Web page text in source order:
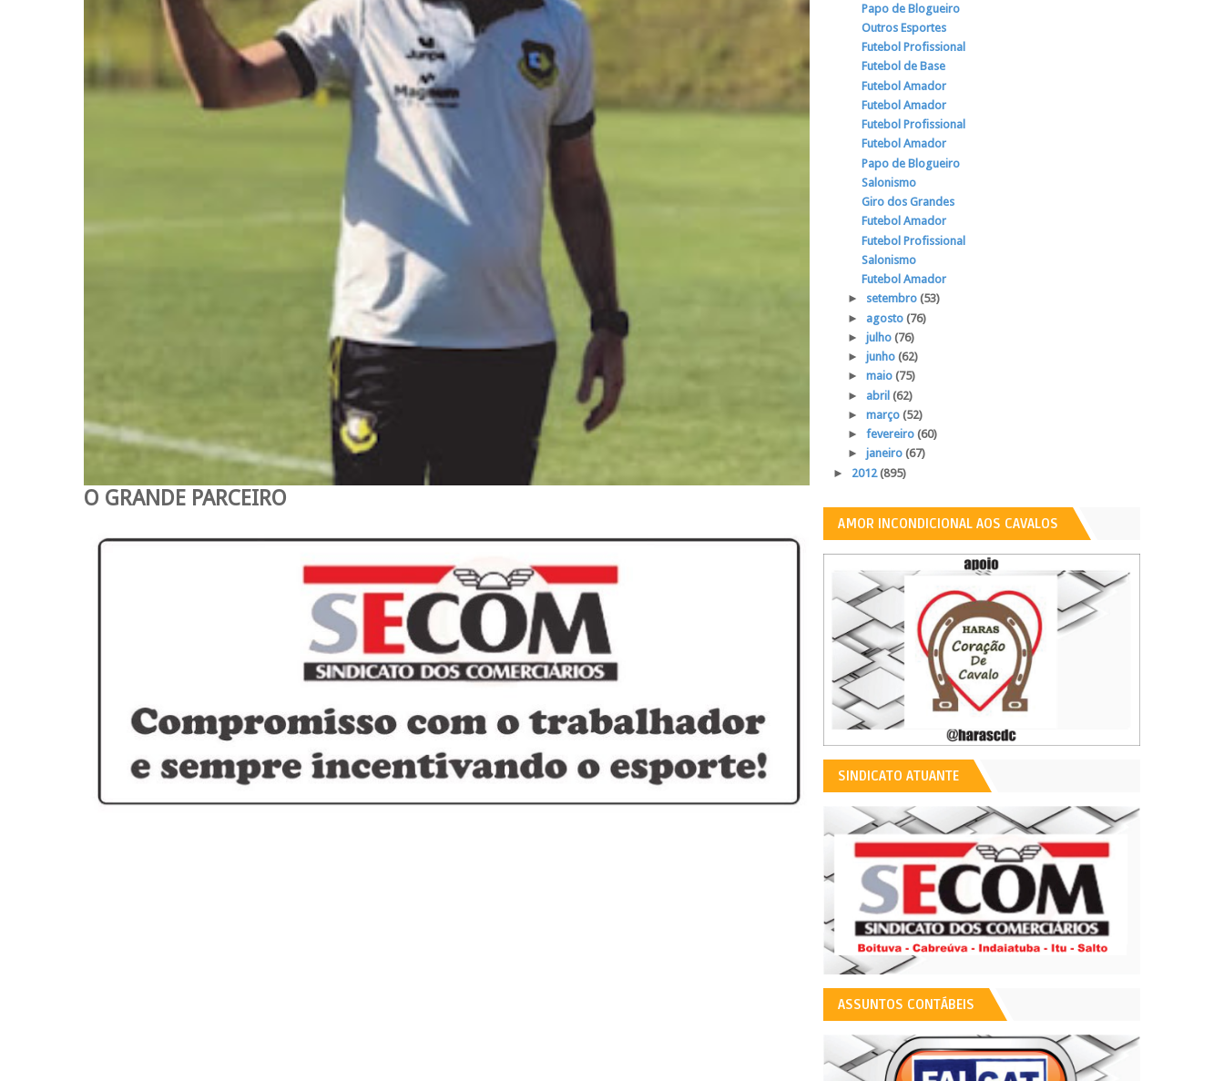
O GRANDE PARCEIRO
Papo de Blogueiro
Outros Esportes
Futebol Profissional
Futebol de Base
Futebol Amador
Futebol Amador
Futebol Profissional
Futebol Amador
Papo de Blogueiro
Salonismo
Giro dos Grandes
Futebol Amador
Futebol Profissional
Salonismo
Futebol Amador
► setembro (53)
► agosto (76)
► julho (76)
► junho (62)
► maio (75)
► abril (62)
► março (52)
► fevereiro (60)
► janeiro (67)
► 2012(895)
AMOR INCONDICIONAL AOS CAVALOS
SINDICATO ATUANTE
ASSUNTOS CONTÁBEIS